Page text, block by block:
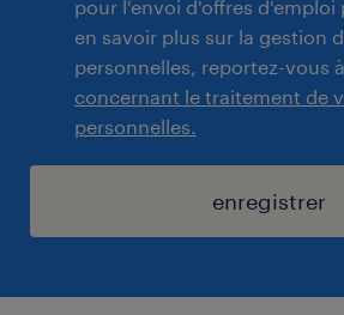
pour l'envoi d'offres d'emploi
en savoir plus sur la gestion
personnelles, reportez-vous à
concernant le traitement de
personnelles.
enregistrer